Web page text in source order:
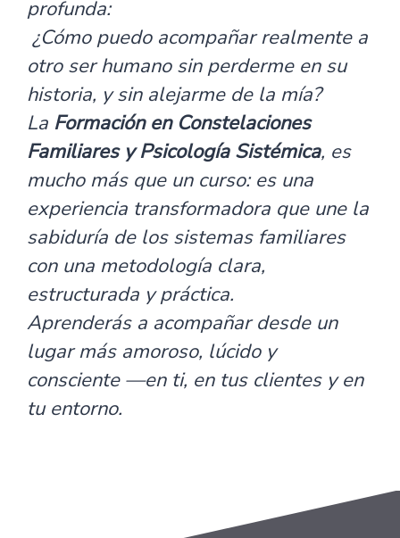
profunda:
¿Cómo puedo acompañar realmente a
otro ser humano sin perderme en su
historia, y sin alejarme de la mía?
La Formación en Constelaciones
Familiares y Psicología Sistémica, es
mucho más que un curso: es una
experiencia transformadora que une la
sabiduría de los sistemas familiares
con una metodología clara,
estructurada y práctica.
Aprenderás a acompañar desde un
lugar más amoroso, lúcido y
consciente —en ti, en tus clientes y en
tu entorno.